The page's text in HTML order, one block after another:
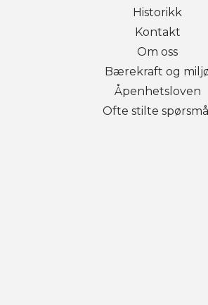
Historikk
Kontakt
Om oss
Bærekraft og
Åpenhetsloven
Ofte stilte spørsmål